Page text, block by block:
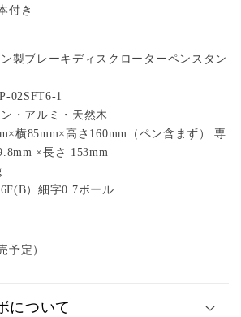
付き
ブレーキディスクローターペンスタン
1
アルミ・天然木
85mm×高さ160mm（ペン含まず） 専
×長さ 153mm
）細字0.7ボール
予定）
について